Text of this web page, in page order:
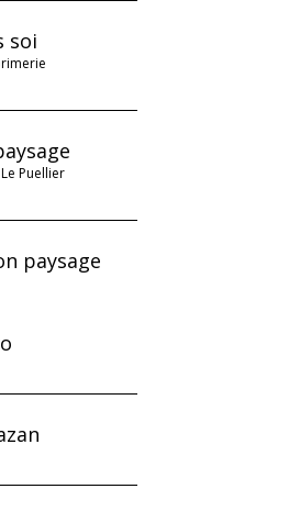
soi
Puellier
paysage